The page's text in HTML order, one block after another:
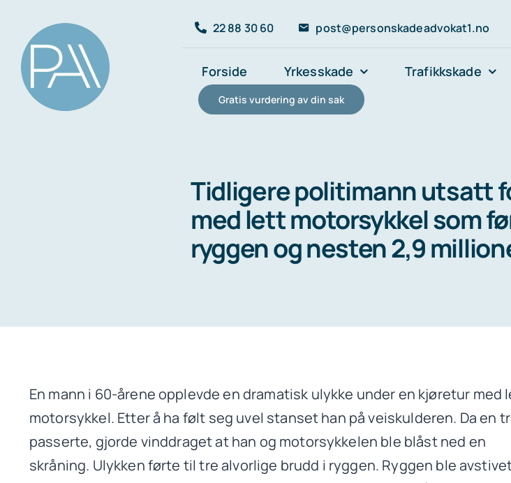
content
22 88 30 60 post@personskadeadvokat1.no
Forside Yrkesskade Trafikkskade
Gratis vurdering av din sak
Tidligere politimann utsatt
med lett motorsykkel som
ryggen og nesten 2,9
En mann i 60-årene opplevde en dramatisk ulykke under en kjøretur med
motorsykkel. Etter å ha følt seg uvel stanset han på veiskulderen. Da en
passerte, gjorde vinddraget at han og motorsykkelen ble blåst ned en
skråning. Ulykken førte til tre alvorlige brudd i ryggen. Ryggen ble